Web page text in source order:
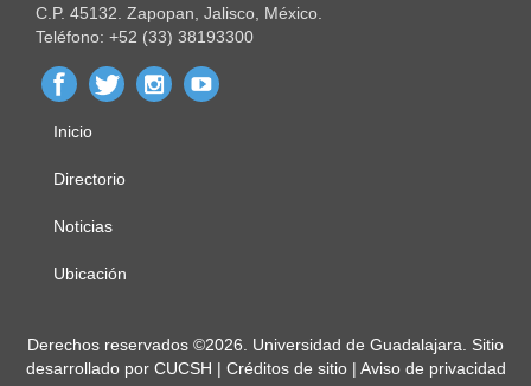
C.P. 45132. Zapopan, Jalisco, México.
Teléfono: +52 (33) 38193300
Menú
principal
Inicio
Directorio
Noticias
Ubicación
Derechos
Derechos reservados ©2026. Universidad de Guadalajara. Sitio
desarrollado por CUCSH | Créditos de sitio| Aviso de privacidad